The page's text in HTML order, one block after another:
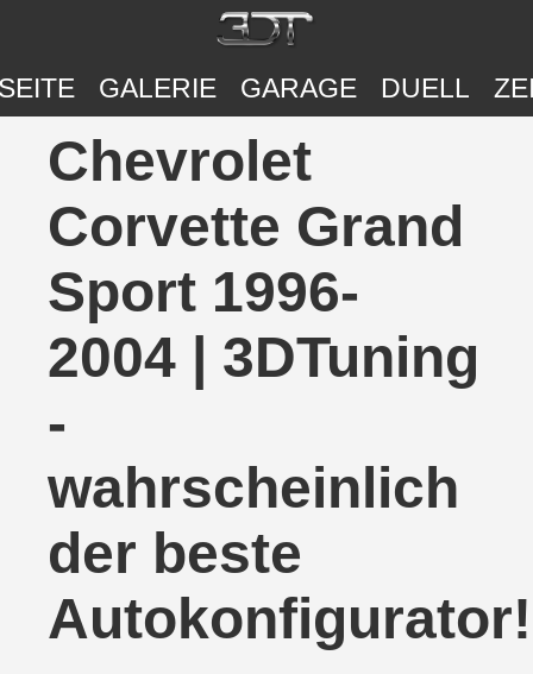
GALERIE GARAGE DUELL
Chevrolet
Corvette Grand
Sport 1996-
2004 | 3DTuning
-
wahrscheinlich
der beste
Autokonfigurator!